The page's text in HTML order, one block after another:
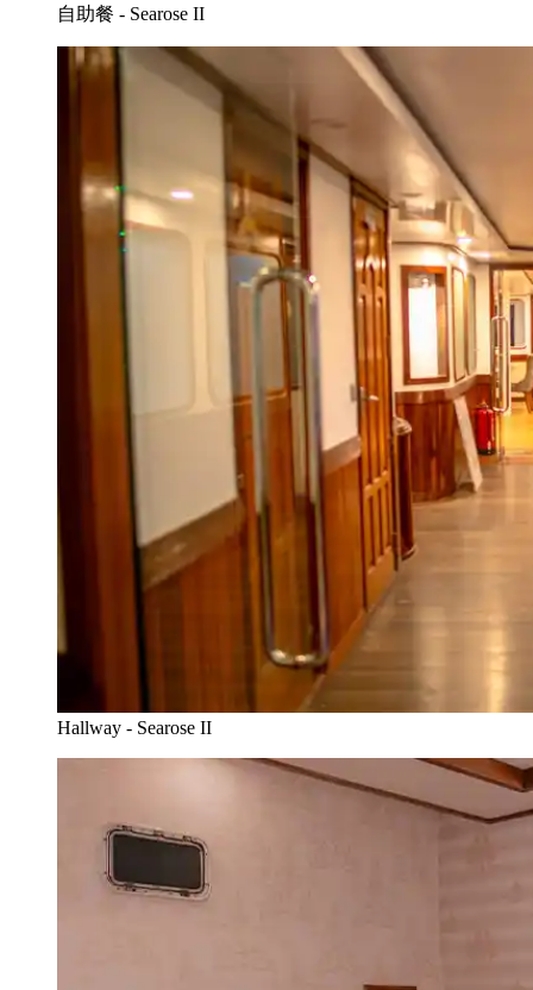
自助餐 - Searose II
Hallway - Searose II